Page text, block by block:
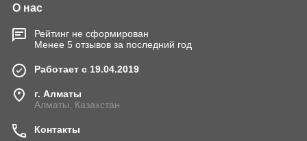
Все поступившие нам заявки исполняются в день их подачи.
способы оплаты и доставки товара.
Стоимость продукции из нашего каталога достаточно
низкая, а качество всегда на высоте. Продаем долговечное,
эффективное и производительное оборудование.
Схема работы нашего магазина
или товара, присылаете фото/видео.
О нас
Рейтинг не сформирован
Менее 5 отзывов за последний год
Работает с 19.04.2019
г. Алматы
Алматы, Казахстан
Контакты